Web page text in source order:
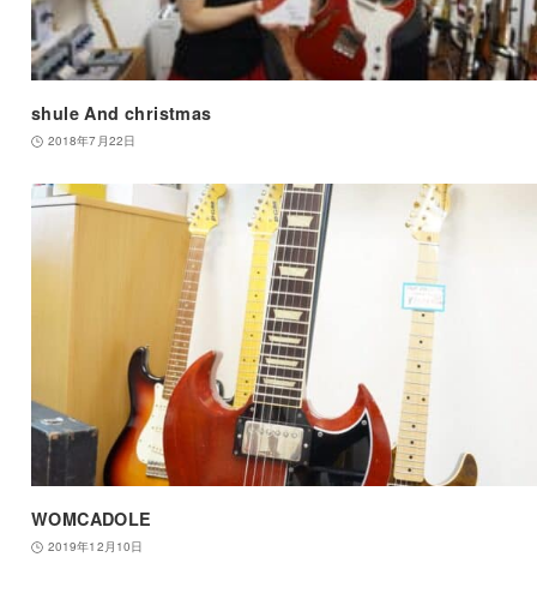
shule And christmas
2018年7月22日
WOMCADOLE
2019年12月10日